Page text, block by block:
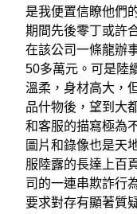
是我便置信瞭他們
期間先後零丁或許
在該公司一條龍辦
50多萬元。可是陸
溫柔，身材高大，
品什物後，望到大
和客服的描寫極為
圖片和錄像也是天
服陸露的長達上百
司的一連串欺詐行
要求對存有顯著質